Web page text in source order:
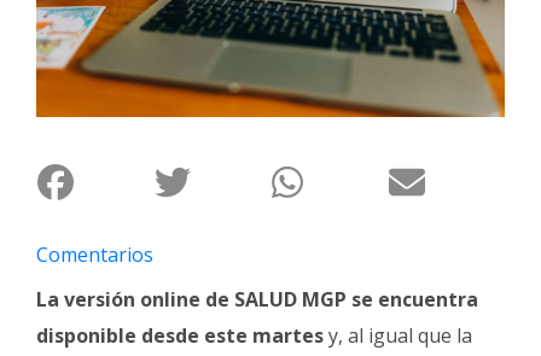
Policiales
Cartelera
Fotos
Familia
Fúnebres
Comentarios
La versión online de SALUD MGP se encuentra
disponible desde este martesy, al igual que la